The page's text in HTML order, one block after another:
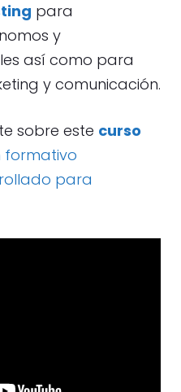
para
y
así como para
y comunicación.
sobre este curso
formativo
para